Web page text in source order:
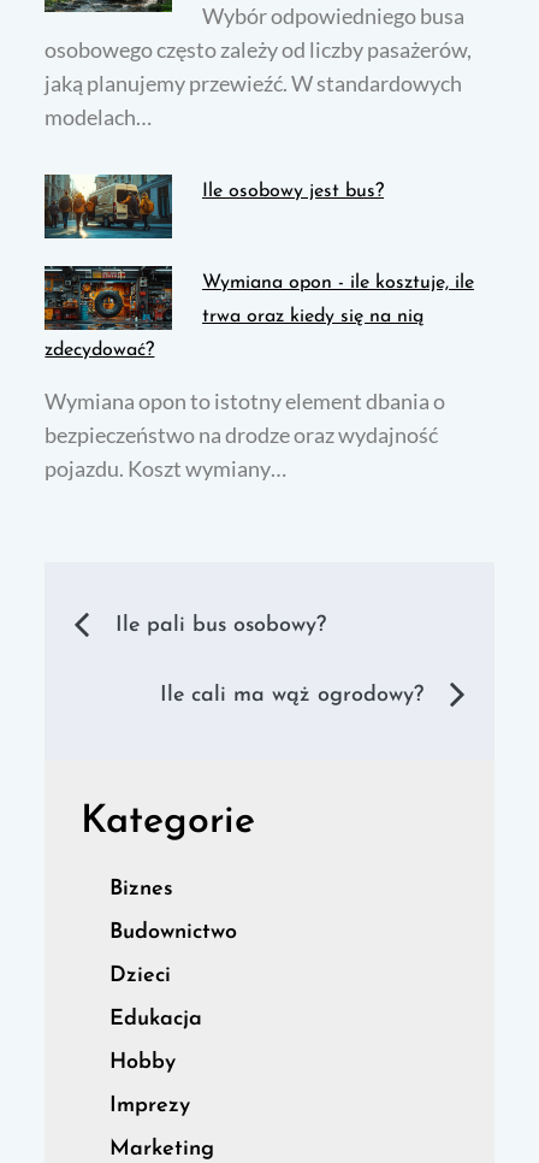
Wybór odpowiedniego busa
osobowego często zależy od liczby pasażerów,
jaką planujemy przewieźć. W standardowych
modelach…
Ile osobowy jest bus?
Wymiana opon - ile kosztuje, ile
trwa oraz kiedy się na nią
zdecydować?
Wymiana opon to istotny element dbania o
bezpieczeństwo na drodze oraz wydajność
pojazdu. Koszt wymiany…
Nawigacja
wpisu
Ile pali bus osobowy?
Ile cali ma wąż ogrodowy?
Kategorie
Biznes
Budownictwo
Dzieci
Edukacja
Hobby
Imprezy
Marketing